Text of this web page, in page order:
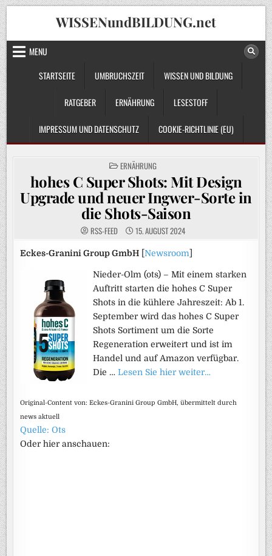
Skip
to
content
WISSENundBILDUNG.net
MENU
STARTSEITE
UMBRUCHSZEIT WISSEN UND BILDUNG
RATGEBER ERNÄHRUNG LESESTOFF
IMPRESSUM UND DATENSCHUTZ COOKIE-RICHTLINIE (EU)
POSTED
IN
ERNÄHRUNG
hohes C Super Shots: Mit Design
Upgrade und neuer Ingwer-Sorte in
die Shots-Saison
RSS-FEED 15. AUGUST 2024
Eckes-Granini Group GmbH [Newsroom
Nieder-Olm (ots) – Mit einem starken
Auftritt starten die hohes C Super
Shots in die kühlere Jahreszeit: Ab 1.
September wird das hohes C Super
Shots Sortiment um die Sorte
Regeneration erweitert und ist im
Handel und auf Amazon verfügbar.
Die …Lesen Sie hier weiter…
Original-Content von: Eckes-Granini Group GmbH, übermittelt durch
news aktuell
Quelle: Ots
Oder hier anschauen: